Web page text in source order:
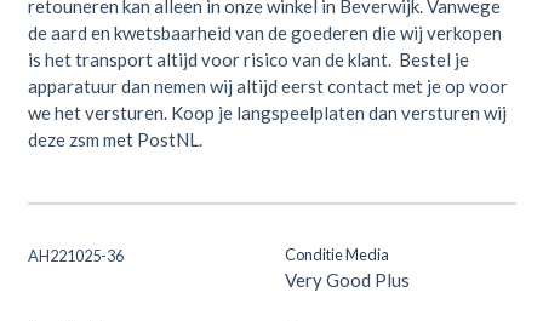
retouneren kan alleen in onze winkel in Beverwijk. Vanwege
de aard en kwetsbaarheid van de goederen die wij verkopen
is het transport altijd voor risico van de klant. Bestel je
apparatuur dan nemen wij altijd eerst contact met je op voor
we het versturen. Koop je langspeelplaten dan versturen wij
deze zsm met PostNL.
AH221025-36 Conditie Media
Very Good Plus